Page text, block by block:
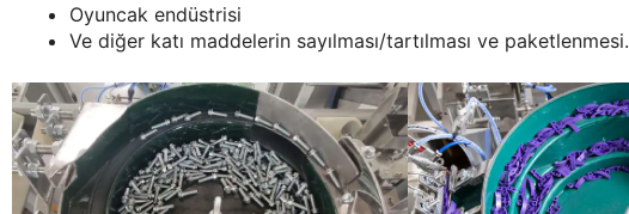
Oyuncak endüstrisi
Ve diğer katı maddelerin sayılması/tartılması ve paketlenmesi.